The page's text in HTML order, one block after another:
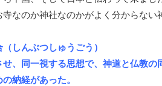
なのか神社なのかがよく分からない
しんぶつしゅうごう）
、同一視する思想で、神道と仏教
納経があった。